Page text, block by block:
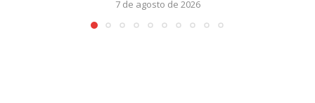
7 de agosto de 2026